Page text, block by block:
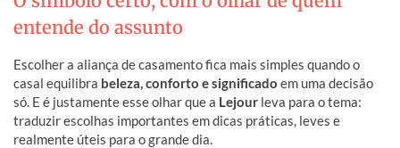
entende do assunto
Escolher a aliança de casamento fica mais simples quando o
casal equilibra beleza, conforto e significado em uma decisão
só. E é justamente esse olhar que a Lejour leva para o tema:
traduzir escolhas importantes em dicas práticas, leves e
realmente úteis para o grande dia.